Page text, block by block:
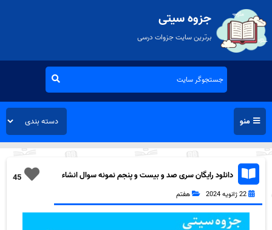
جزوه سیتی
برترین سایت جزوات درسی
منو
45
دانلود رایگان سری صد و بیست و پنجم نمونه سوال انشاء
هفتم به همراه pdf
22 ژانویه 2024 هفتم